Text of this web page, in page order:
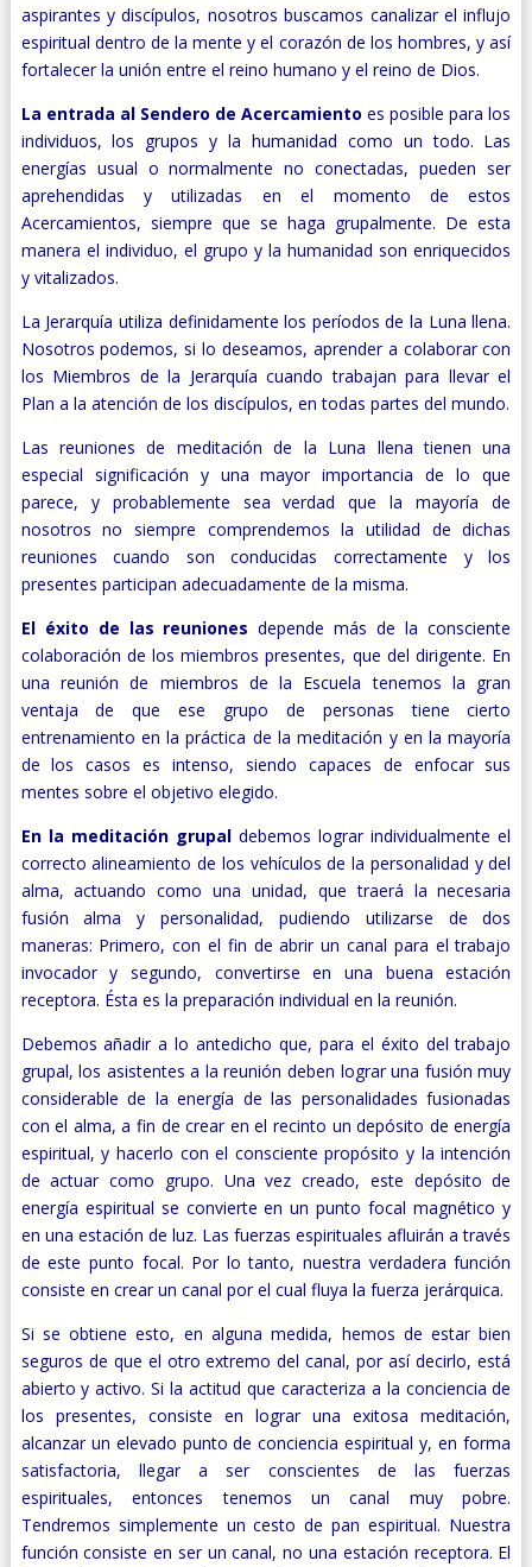
aspirantes y discípulos, nosotros buscamos canalizar el influjo
espiritual dentro de la mente y el corazón de los hombres, y así
fortalecer la unión entre el reino humano y el reino de Dios.
La entrada al Sendero de Acercamiento es posible para los
individuos, los grupos y la humanidad como un todo. Las
energías usual o normalmente no conectadas, pueden ser
aprehendidas y utilizadas en el momento de estos
Acercamientos, siempre que se haga grupalmente. De esta
manera el individuo, el grupo y la humanidad son enriquecidos
y vitalizados.
La Jerarquía utiliza definidamente los períodos de la Luna llena.
Nosotros podemos, si lo deseamos, aprender a colaborar con
los Miembros de la Jerarquía cuando trabajan para llevar el
Plan a la atención de los discípulos, en todas partes del mundo.
Las reuniones de meditación de la Luna llena tienen una
especial significación y una mayor importancia de lo que
parece, y probablemente sea verdad que la mayoría de
nosotros no siempre comprendemos la utilidad de dichas
reuniones cuando son conducidas correctamente y los
presentes participan adecuadamente de la misma.
El éxito de las reuniones depende más de la consciente
colaboración de los miembros presentes, que del dirigente. En
una reunión de miembros de la Escuela tenemos la gran
ventaja de que ese grupo de personas tiene cierto
entrenamiento en la práctica de la meditación y en la mayoría
de los casos es intenso, siendo capaces de enfocar sus
mentes sobre el objetivo elegido.
En la meditación grupaldebemos lograr individualmente el
correcto alineamiento de los vehículos de la personalidad y del
alma, actuando como una unidad, que traerá la necesaria
fusión alma y personalidad, pudiendo utilizarse de dos
maneras: Primero, con el fin de abrir un canal para el trabajo
invocador y segundo, convertirse en una buena estación
receptora. Ésta es la preparación individual en la reunión.
Debemos añadir a lo antedicho que, para el éxito del trabajo
grupal, los asistentes a la reunión deben lograr una fusión muy
considerable de la energía de las personalidades fusionadas
con el alma, a fin de crear en el recinto un depósito de energía
espiritual, y hacerlo con el consciente propósito y la intención
de actuar como grupo. Una vez creado, este depósito de
energía espiritual se convierte en un punto focal magnético y
en una estación de luz. Las fuerzas espirituales afluirán a través
de este punto focal. Por lo tanto, nuestra verdadera función
consiste en crear un canal por el cual fluya la fuerza jerárquica.
Si se obtiene esto, en alguna medida, hemos de estar bien
seguros de que el otro extremo del canal, por así decirlo, está
abierto y activo. Si la actitud que caracteriza a la conciencia de
los presentes, consiste en lograr una exitosa meditación,
alcanzar un elevado punto de conciencia espiritual y, en forma
satisfactoria, llegar a ser conscientes de las fuerzas
espirituales, entonces tenemos un canal muy pobre.
Tendremos simplemente un cesto de pan espiritual. Nuestra
función consiste en ser un canal, no una estación receptora. El